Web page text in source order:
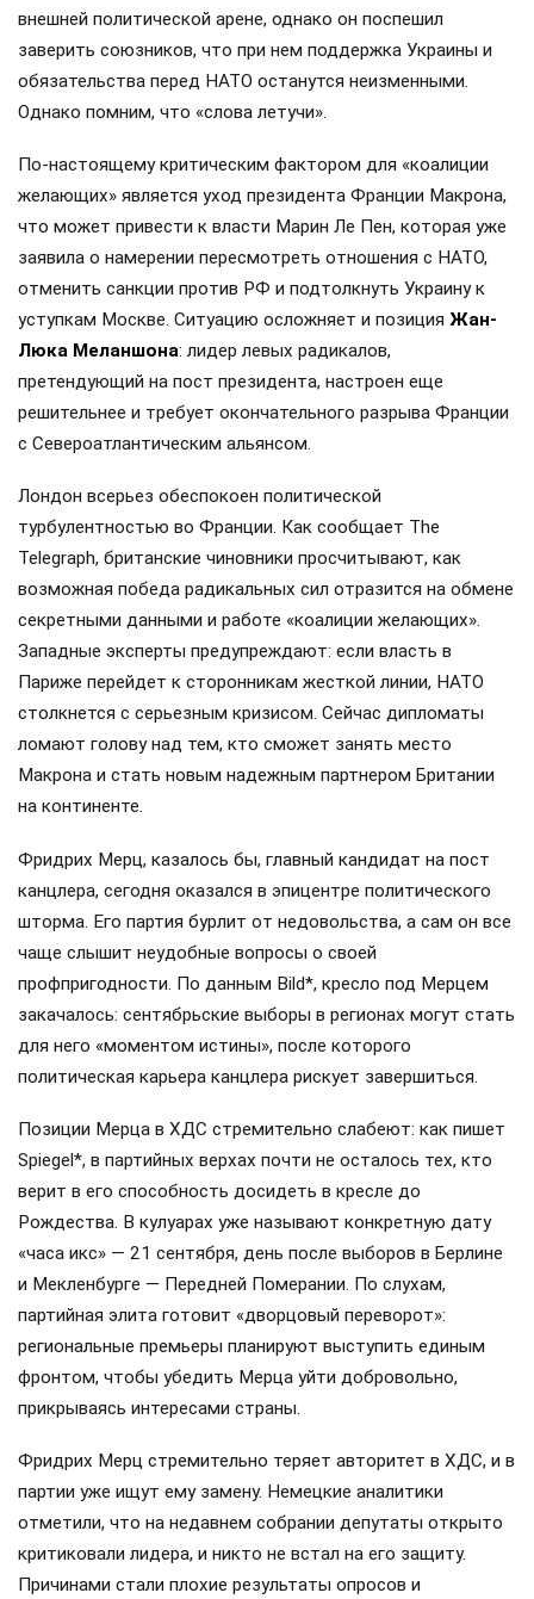
внешней политической арене, однако он поспешил
заверить союзников, что при нем поддержка Украины и
обязательства перед НАТО останутся неизменными.
Однако помним, что «слова летучи».
По-настоящему критическим фактором для «коалиции
желающих» является уход президента Франции Макрона,
что может привести к власти Марин Ле Пен, которая уже
заявила о намерении пересмотреть отношения с НАТО,
отменить санкции против РФ и подтолкнуть Украину к
уступкам Москве. Ситуацию осложняет и позиция Жан-
Люка Меланшона: лидер левых радикалов,
претендующий на пост президента, настроен еще
решительнее и требует окончательного разрыва Франции
с Североатлантическим альянсом.
Лондон всерьез обеспокоен политической
турбулентностью во Франции. Как сообщает The
Telegraph, британские чиновники просчитывают, как
возможная победа радикальных сил отразится на обмене
секретными данными и работе «коалиции желающих».
Западные эксперты предупреждают: если власть в
Париже перейдет к сторонникам жесткой линии, НАТО
столкнется с серьезным кризисом. Сейчас дипломаты
ломают голову над тем, кто сможет занять место
Макрона и стать новым надежным партнером Британии
на континенте.
Фридрих Мерц, казалось бы, главный кандидат на пост
канцлера, сегодня оказался в эпицентре политического
шторма. Его партия бурлит от недовольства, а сам он все
чаще слышит неудобные вопросы о своей
профпригодности. По данным Bild*, кресло под Мерцем
закачалось: сентябрьские выборы в регионах могут стать
для него «моментом истины», после которого
политическая карьера канцлера рискует завершиться.
Позиции Мерца в ХДС стремительно слабеют: как пишет
Spiegel*, в партийных верхах почти не осталось тех, кто
верит в его способность досидеть в кресле до
Рождества. В кулуарах уже называют конкретную дату
«часа икс» — 21 сентября, день после выборов в Берлине
и Мекленбурге — Передней Померании. По слухам,
партийная элита готовит «дворцовый переворот»:
региональные премьеры планируют выступить единым
фронтом, чтобы убедить Мерца уйти добровольно,
прикрываясь интересами страны.
Фридрих Мерц стремительно теряет авторитет в ХДС, и в
партии уже ищут ему замену. Немецкие аналитики
отметили, что на недавнем собрании депутаты открыто
критиковали лидера, и никто не встал на его защиту.
Причинами стали плохие результаты опросов и